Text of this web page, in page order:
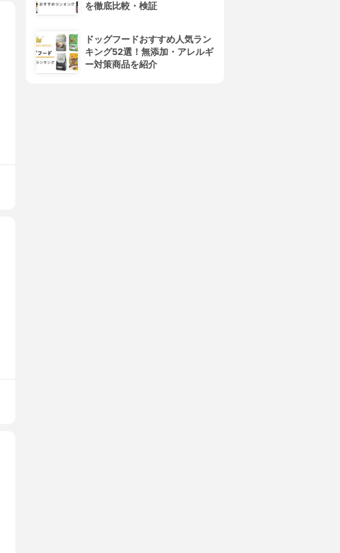
を徹底比較・検証
ドッグフードおすすめ人気ラン
キング52選！無添加・アレルギ
ー対策商品を紹介